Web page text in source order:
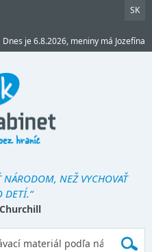
SK
Dnes je 6.8.2026, meniny má Jozefína
NÁRODOM, NEŽ VYCHOVAŤ
DETÍ.“